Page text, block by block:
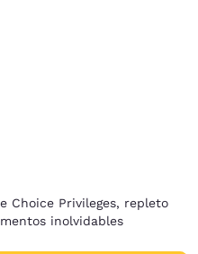
Choice Privileges, repleto
inolvidables